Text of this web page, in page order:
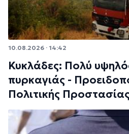
10.08.2026 · 14:42
Κυκλάδες: Πολύ
πυρκαγιάς -
Πολιτικής